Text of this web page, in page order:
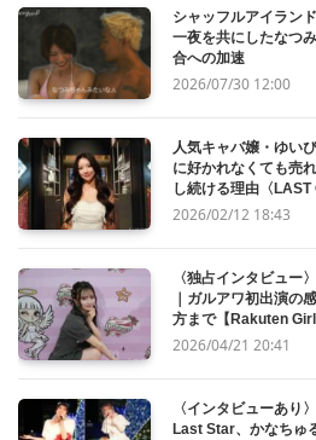
シャッフルアイラン
一夜を共にしたなつ
合への加速
2026/07/30 12:00
人気キャバ嬢・ゆい
に好かれなくても売
し続ける理由〈LAST
2026/02/12 18:43
〈独占インタビュー
｜ガルアワ初出演の
方まで【Rakuten
2026/04/21 20:41
〈インタビューあり
Last Star、かなちゅ